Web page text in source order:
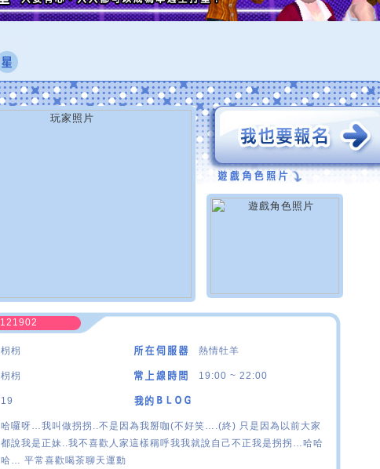
121902
枴枴 熱情牡羊
枴枴 19:00 ~ 22:00
19
哈囉呀…我叫做拐拐..不是因為我掰咖(不好笑….(終) 只是因為以前大家
都說我是正妹..我不喜歡人家這樣稱呼我我就說自己不正我是拐拐…哈哈
哈… 平常喜歡喝茶聊天運動